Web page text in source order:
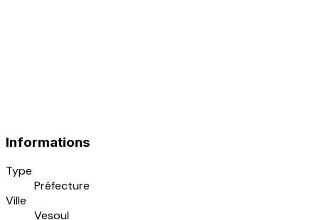
Informations
Type
Préfecture
Ville
Vesoul